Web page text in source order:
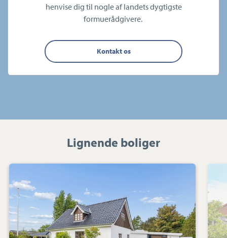
henvise dig til nogle af landets dygtigste
formuerådgivere.
Kontakt os
Lignende boliger
Reersø
Str,
4281
Gørlev